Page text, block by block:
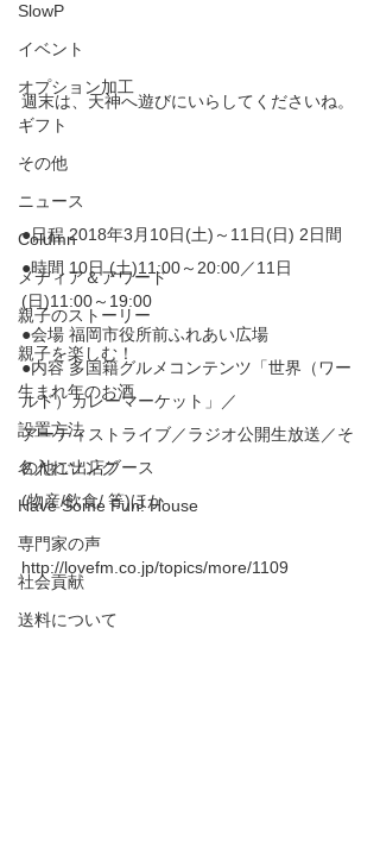
SlowP
イベント
オプション加工
ギフト
その他
ニュース
Column
メディア＆アワード
親子のストーリー
親子を楽しむ！
生まれ年のお酒
設置方法
名入れソング
Have Some Fun! House
専門家の声
社会貢献
送料について
週末は、天神へ遊びにいらしてくださいね。
●日程 2018年3月10日(土)～11日(日) 2日間
●時間 10日 (土)11:00～20:00／11日
(日)11:00～19:00
●会場 福岡市役所前ふれあい広場
●内容 多国籍グルメコンテンツ「世界（ワー
ルド）カレーマーケット」／
アーティストライブ／ラジオ公開生放送／そ
の他ご出店ブース
(物産/飲食/ 等)ほか
http://lovefm.co.jp/topics/more/1109